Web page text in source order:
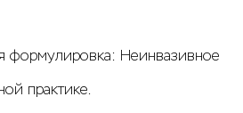
формулировка: Неинвазивное
практике.